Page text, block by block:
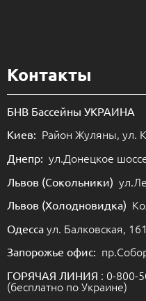
Контакты
БНВ Бассейны УКРАИНА
Киев: Район Жуляны, ул.
Днепр: ул.Донецкое
Львов (Сокольники)
Львов (Холодновидка)
Одесса ул. Балковская,
Запорожье офис:
ГОРЯЧАЯ ЛИНИЯ : 0-800-
(бесплатно по Украине)